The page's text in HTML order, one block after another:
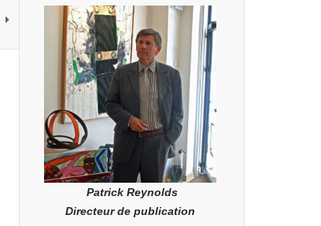
Patrick Reynolds
Directeur de publication